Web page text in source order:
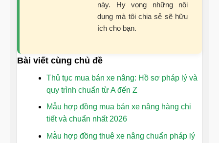
này. Hy vọng những nội
dung mà tôi chia sẻ sẽ hữu
ích cho bạn.
Bài viết cùng chủ đề
Thủ tục mua bán xe nâng: Hồ sơ pháp lý và
quy trình chuẩn từ A đến Z
Mẫu hợp đồng mua bán xe nâng hàng chi
tiết và chuẩn nhất 2026
Mẫu hợp đồng thuê xe nâng chuẩn pháp lý